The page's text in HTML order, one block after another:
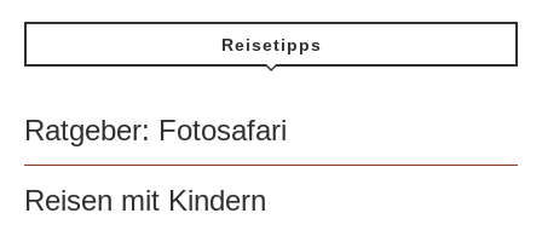
Reisetipps
Ratgeber: Fotosafari
Reisen mit Kindern